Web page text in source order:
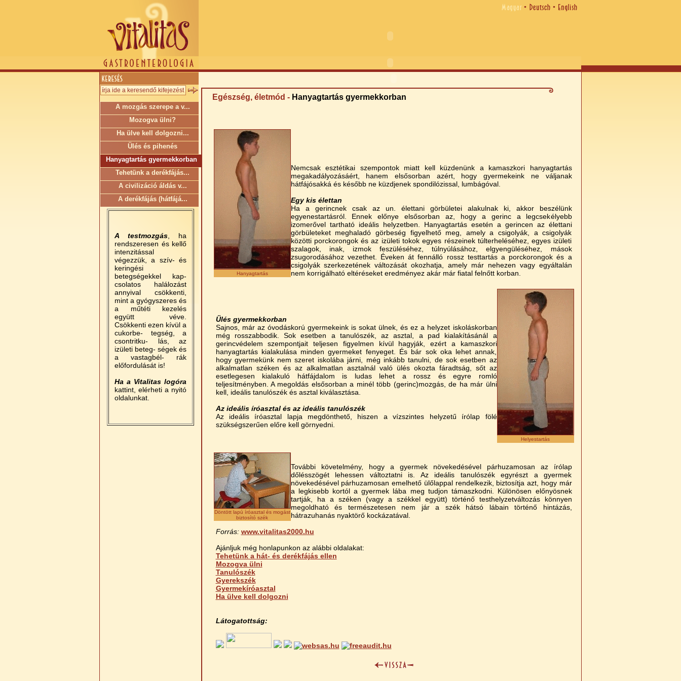
A mozgás szerepe a v...
Mozogva ülni?
Ha ülve kell dolgozni...
Ülés és pihenés
Hanyagtartás gyermekkorban
Tehetünk a derékfájás...
A civilizáció áldás v...
A derékfájás (hátfájá...
A testmozgás , ha
rendszeresen és kellő
intenzitással
végezzük, a szív- és
keringési
betegségekkel kap-
csolatos halálozást
annyival csökkenti,
mint a gyógyszeres és
a műtéti kezelés
együtt véve.
Csökkenti ezen kívül a
cukorbe- tegség, a
csontritku- lás, az
izületi beteg- ségek és
a vastagbél- rák
előfordulását is!
Ha a Vitalitas logóra
kattint, elérheti a nyitó
oldalunkat.
Egészség, életmód - Hanyagtartás gyermekkorban
Hanyagtartás
Nemcsak esztétikai szempontok miatt kell küzdenünk a kamaszkori hanyagtartás
megakadályozásáért, hanem elsősorban azért, hogy gyermekeink ne váljanak
hátfájósakká és később ne küzdjenek spondilózissal, lumbágóval.
Egy kis élettan
Ha a gerincnek csak az un. élettani görbületei alakulnak ki, akkor beszélünk
egyenestartásról. Ennek előnye elsősorban az, hogy a gerinc a legcsekélyebb
izomerővel tartható ideális helyzetben. Hanyagtartás esetén a gerincen az élettani
görbületeket meghaladó görbeség figyelhető meg, amely a csigolyák, a csigolyák
közötti porckorongok és az izületi tokok egyes részeinek túlterheléséhez, egyes izületi
szalagok, inak, izmok feszüléséhez, túlnyúlásához, elgyengüléséhez, mások
zsugorodásához vezethet. Éveken át fennálló rossz testtartás a porckorongok és a
csigolyák szerkezetének változását okozhatja, amely már nehezen vagy egyáltalán
nem korrigálható eltéréseket eredményez akár már fiatal felnőtt korban.
Helyestartás
Ülés gyermekkorban
Sajnos, már az óvodáskorú gyermekeink is sokat ülnek, és ez a helyzet iskoláskorban
még rosszabbodik. Sok esetben a tanulószék, az asztal, a pad kialakításánál a
gerincvédelem szempontjait teljesen figyelmen kívül hagyják, ezért a kamaszkori
hanyagtartás kialakulása minden gyermeket fenyeget. És bár sok oka lehet annak,
hogy gyermekünk nem szeret iskolába járni, még inkább tanulni, de sok esetben az
alkalmatlan széken és az alkalmatlan asztalnál való ülés okozta fáradtság, sőt az
esetlegesen kialakuló hátfájdalom is ludas lehet a rossz és egyre romló
teljesítményben. A megoldás elsősorban a minél több (gerinc)mozgás, de ha már ülni
kell, ideális tanulószék és asztal kiválasztása.
Az ideális íróasztal és az ideális tanulószék
Az ideális íróasztal lapja megdönthető, hiszen a vízszintes helyzetű írólap fölé
szükségszerűen előre kell görnyedni.
Döntött lapú íróasztal és mogást
biztosító szék
További követelmény, hogy a gyermek növekedésével párhuzamosan az írólap
dőlésszögét lehessen változtatni is. Az ideális tanulószék egyrészt a gyermek
növekedésével párhuzamosan emelhető ülőlappal rendelkezik, biztosítja azt, hogy már
a legkisebb kortól a gyermek lába meg tudjon támaszkodni. Különösen előnyösnek
tartják, ha a széken (vagy a székkel együtt) történő testhelyzetváltozás könnyen
megoldható és természetesen nem jár a szék hátsó lábain történő hintázás,
hátrazuhanás nyaktörő kockázatával.
Forrás: www.vitalitas2000.hu
Ajánljuk még honlapunkon az alábbi oldalakat:
Tehetünk a hát- és derékfájás ellen
Mozogva ülni
Tanulószék
Gyerekszék
Gyermekíróasztal
Ha ülve kell dolgozni
Látogatottság: